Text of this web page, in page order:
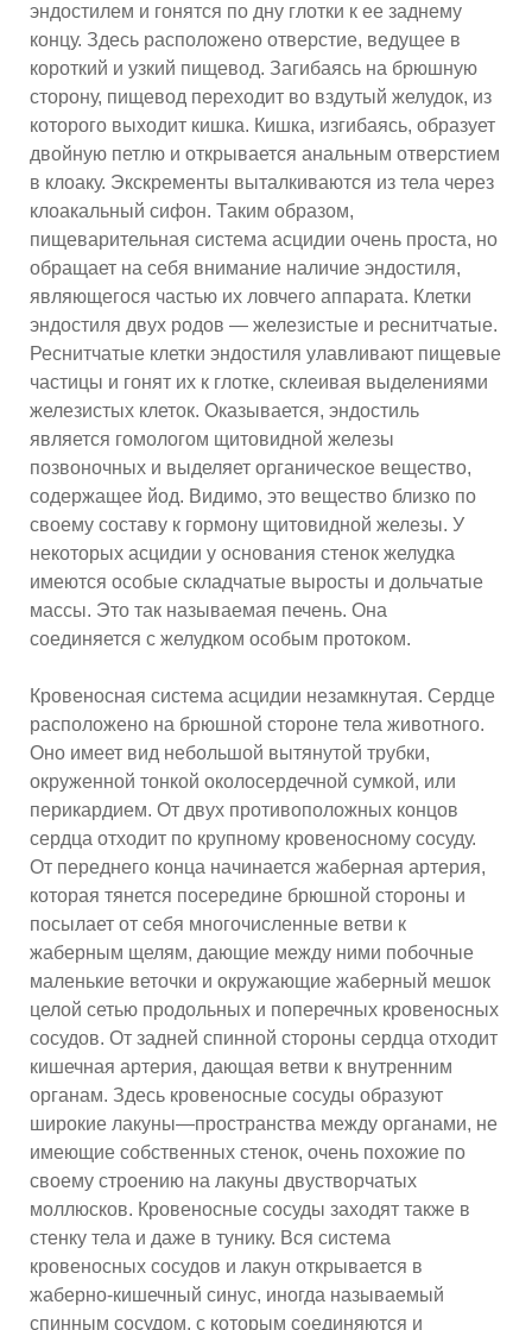
эндостилем и гонятся по дну глотки к ее заднему
концу. Здесь расположено отверстие, ведущее в
короткий и узкий пищевод. Загибаясь на брюшную
сторону, пищевод переходит во вздутый желудок, из
которого выходит кишка. Кишка, изгибаясь, образует
двойную петлю и открывается анальным отверстием
в клоаку. Экскременты выталкиваются из тела через
клоакальный сифон. Таким образом,
пищеварительная система асцидии очень проста, но
обращает на себя внимание наличие эндостиля,
являющегося частью их ловчего аппарата. Клетки
эндостиля двух родов — железистые и реснитчатые.
Реснитчатые клетки эндостиля улавливают пищевые
частицы и гонят их к глотке, склеивая выделениями
железистых клеток. Оказывается, эндостиль
является гомологом щитовидной железы
позвоночных и выделяет органическое вещество,
содержащее йод. Видимо, это вещество близко по
своему составу к гормону щитовидной железы. У
некоторых асцидии у основания стенок желудка
имеются особые складчатые выросты и дольчатые
массы. Это так называемая печень. Она
соединяется с желудком особым протоком.
Кровеносная система асцидии незамкнутая. Сердце
расположено на брюшной стороне тела животного.
Оно имеет вид небольшой вытянутой трубки,
окруженной тонкой околосердечной сумкой, или
перикардием. От двух противоположных концов
сердца отходит по крупному кровеносному сосуду.
От переднего конца начинается жаберная артерия,
которая тянется посередине брюшной стороны и
посылает от себя многочисленные ветви к
жаберным щелям, дающие между ними побочные
маленькие веточки и окружающие жаберный мешок
целой сетью продольных и поперечных кровеносных
сосудов. От задней спинной стороны сердца отходит
кишечная артерия, дающая ветви к внутренним
органам. Здесь кровеносные сосуды образуют
широкие лакуны—пространства между органами, не
имеющие собственных стенок, очень похожие по
своему строению на лакуны двустворчатых
моллюсков. Кровеносные сосуды заходят также в
стенку тела и даже в тунику. Вся система
кровеносных сосудов и лакун открывается в
жаберно-кишечный синус, иногда называемый
спинным сосудом, с которым соединяются и